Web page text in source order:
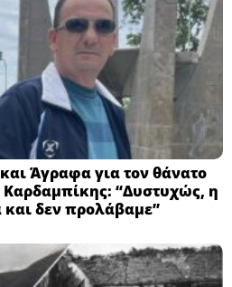
Άγραφα για τον θάνατο
Καρδαμπίκης: “Δυστυχώς, η
και δεν προλάβαμε”